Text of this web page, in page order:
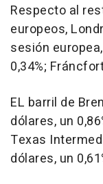
Respecto al
europeos,
sesión
0,34%;
EL barril de
dólares, un
Texas
dólares, un